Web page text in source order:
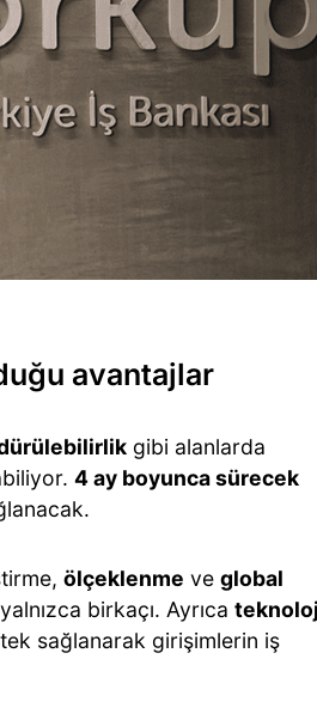
avantajlar
gibi alanlarda
4 ay boyunca sürecek
ölçeklenme ve global
birkaçı. Ayrıca
sağlanarak girişimlerin iş